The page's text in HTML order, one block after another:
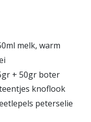
melk, warm
+ 50gr boter
knoflook
peterselie